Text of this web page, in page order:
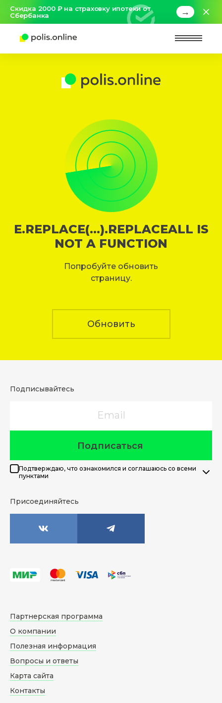
Скидка 2000 ₽ на страховку ипотеки от
Сбербанка
→
E.REPLACE(...).REPLACEALL IS
NOT A FUNCTION
Попробуйте обновить
страницу.
Обновить
Подписывайтесь
Подписаться
Подтверждаю, что ознакомился и соглашаюсь со всеми
пунктами
Присоединяйтесь
Партнерская программа
О компании
Полезная информация
Вопросы и ответы
Карта сайта
Контакты